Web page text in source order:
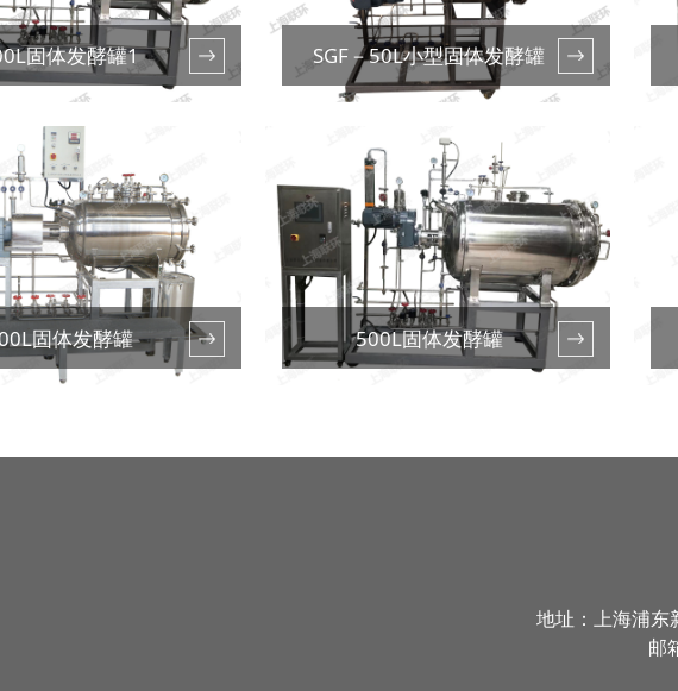
固体发酵罐1 SGF－50L小型固体发酵罐
固体发酵罐 500L固体发酵罐
地址：上海浦东
邮